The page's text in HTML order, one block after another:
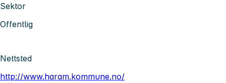
Sektor
Offentlig
Nettsted
http://www.haram.kommune.no/